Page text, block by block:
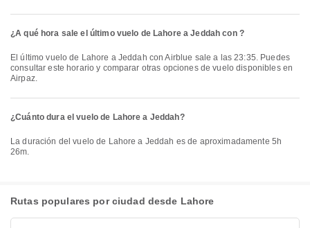
¿A qué hora sale el último vuelo de Lahore a Jeddah con ?
El último vuelo de Lahore a Jeddah con Airblue sale a las 23:35. Puedes
consultar este horario y comparar otras opciones de vuelo disponibles en
Airpaz.
¿Cuánto dura el vuelo de Lahore a Jeddah?
La duración del vuelo de Lahore a Jeddah es de aproximadamente 5h
26m.
Rutas populares por ciudad desde Lahore